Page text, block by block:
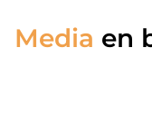
Media en